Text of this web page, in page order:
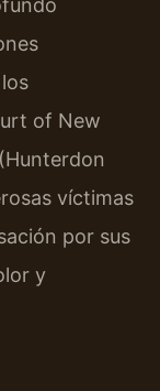
of New
víctimas
por sus
y